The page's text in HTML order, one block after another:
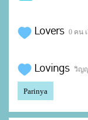
Lovers 0 คน
Lovings วิญ
Parinya